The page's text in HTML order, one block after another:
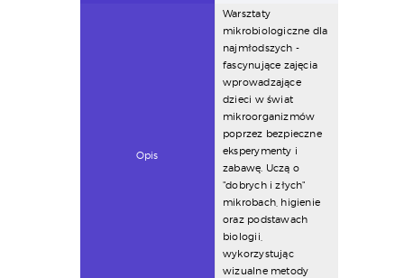
Opis
Warsztaty
mikrobiologiczne dla
najmłodszych -
fascynujące zajęcia
wprowadzające
dzieci w świat
mikroorganizmów
poprzez bezpieczne
eksperymenty i
zabawę. Uczą o
"dobrych i złych"
mikrobach, higienie
oraz podstawach
biologii,
wykorzystując
wizualne metody